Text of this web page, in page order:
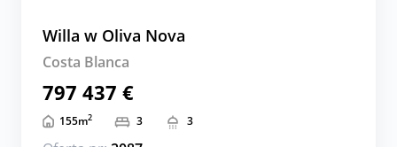
Willa w Oliva Nova
Costa Blanca
797 437 €
155m2 3 3